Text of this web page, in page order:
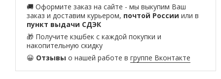
🚚 Оформите заказ на сайте - мы выкупим Ваш
заказ и доставим курьером, почтой России или в
пункт выдачи СДЭК
🎁 Получите кэшбек с каждой покупки и
накопительную скидку
😀 Отзывы о нашей работе вгруппе Вконтакте